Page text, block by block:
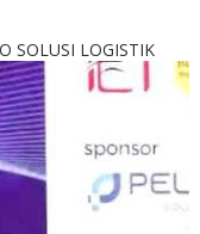
SOLUSI LOGISTIK